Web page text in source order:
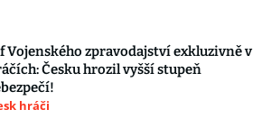
Vojenského zpravodajství exkluzivně v
Česku hrozil vyšší stupeň
hráči